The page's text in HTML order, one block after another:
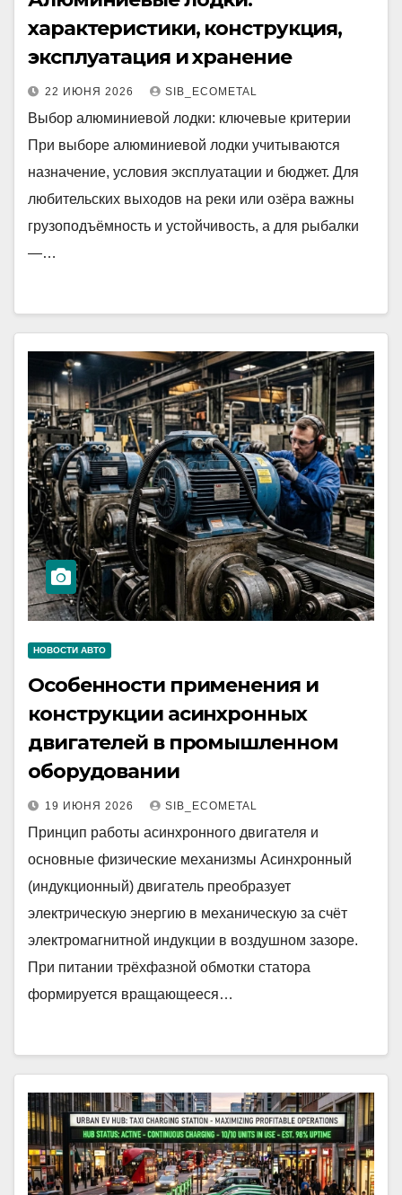
характеристики, конструкция,
эксплуатация и хранение
22 ИЮНЯ 2026 SIB_ECOMETAL
Выбор алюминиевой лодки: ключевые критерии
При выборе алюминиевой лодки учитываются
назначение, условия эксплуатации и бюджет. Для
любительских выходов на реки или озёра важны
грузоподъёмность и устойчивость, а для рыбалки
—…
НОВОСТИ АВТО
Особенности применения и
конструкции асинхронных
двигателей в промышленном
оборудовании
19 ИЮНЯ 2026 SIB_ECOMETAL
Принцип работы асинхронного двигателя и
основные физические механизмы Асинхронный
(индукционный) двигатель преобразует
электрическую энергию в механическую за счёт
электромагнитной индукции в воздушном зазоре.
При питании трёхфазной обмотки статора
формируется вращающееся…